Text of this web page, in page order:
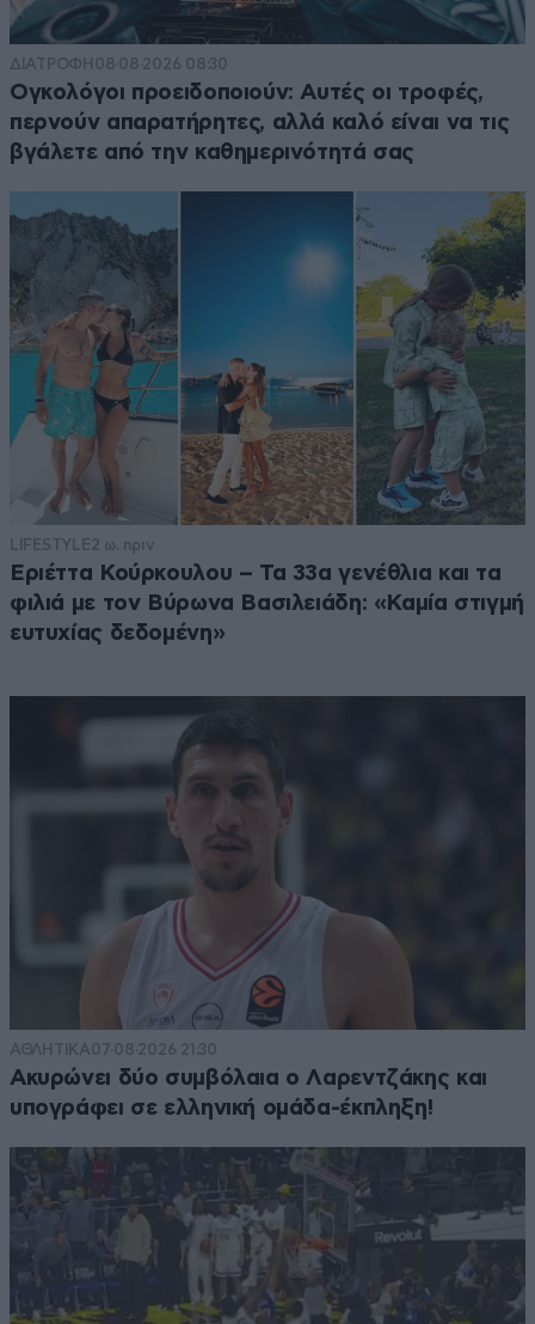
ΔΙΑΤΡΟΦΗ 08·08·2026 08:30
Ογκολόγοι προειδοποιούν: Αυτές οι τροφές,
περνούν απαρατήρητες, αλλά καλό είναι να τις
βγάλετε από την καθημερινότητά σας
LIFESTYLE2 ω. πριν
Εριέττα Κούρκουλου – Τα 33α γενέθλια και τα
φιλιά με τον Βύρωνα Βασιλειάδη: «Καμία στιγμή
ευτυχίας δεδομένη»
ΑΘΛΗΤΙΚΑ07·08·2026 21:30
Ακυρώνει δύο συμβόλαια ο Λαρεντζάκης και
υπογράφει σε ελληνική ομάδα-έκπληξη!